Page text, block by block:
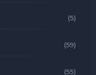
(5)
(59)
(55)